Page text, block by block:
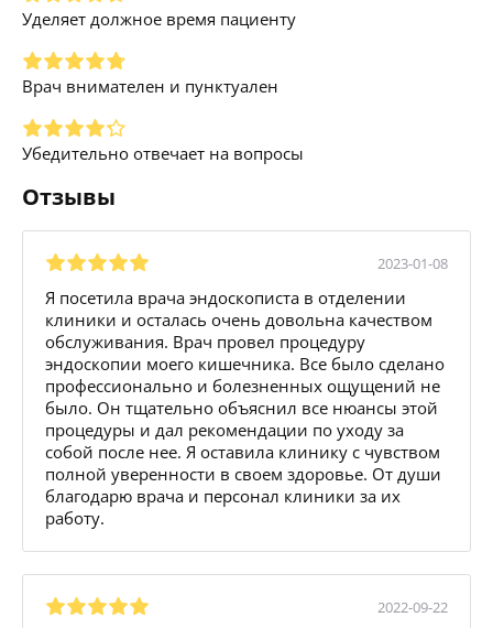
Уделяет должное время пациенту
Врач внимателен и пунктуален
Убедительно отвечает на вопросы
Отзывы
2023-01-08
Я посетила врача эндоскописта в отделении
клиники и осталась очень довольна качеством
обслуживания. Врач провел процедуру
эндоскопии моего кишечника. Все было сделано
профессионально и болезненных ощущений не
было. Он тщательно объяснил все нюансы этой
процедуры и дал рекомендации по уходу за
собой после нее. Я оставила клинику с чувством
полной уверенности в своем здоровье. От души
благодарю врача и персонал клиники за их
работу.
2022-09-22